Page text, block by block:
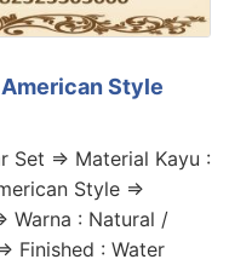
Style
Set => Material Kayu :
Style =>
Warna : Natural /
Finished : Water